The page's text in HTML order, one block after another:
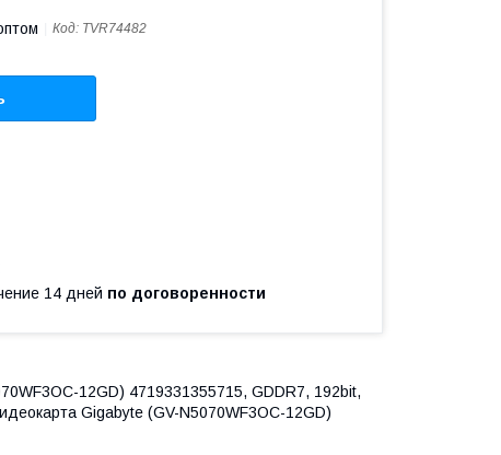
Код: TVR74482
14 дней по договоренности
12GD) 4719331355715, GDDR7, 192bit,
Gigabyte (GV-N5070WF3OC-12GD)